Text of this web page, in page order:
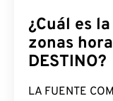
¿Cuál es
zonas
DESTINO?
LA FUENTE